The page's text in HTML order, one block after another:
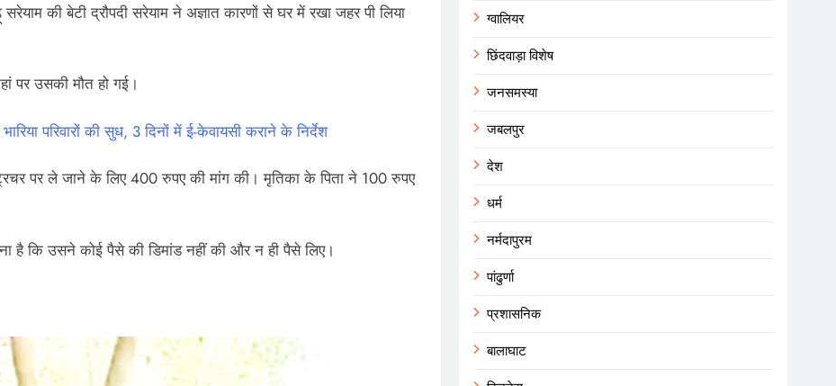
की बेटी द्रौपदी सरेयाम ने अज्ञात कारणों से घर में रखा जहर पी लिया
पर उसकी मौत हो गई।
परिवारों की सुध, 3 दिनों में ई-केवायसी कराने के निर्देश
पर ले जाने के लिए 400 रुपए की मांग की। मृतिका के पिता ने 100 रुपए
है कि उसने कोई पैसे की डिमांड नहीं की और न ही पैसे लिए।
ग्वालियर
छिंदवाड़ा विशेष
जनसमस्या
जबलपुर
देश
धर्म
नर्मदापुरम
पांढुर्णा
प्रशासनिक
बालाघाट